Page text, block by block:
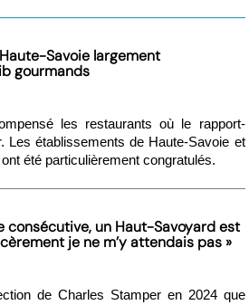
Savoie largement
gourmands
les restaurants où le rapport-
Les établissements de Haute-Savoie et
été particulièrement congratulés.
consécutive, un Haut-Savoyard est
je ne m’y attendais pas »
de Charles Stamper en 2024 que